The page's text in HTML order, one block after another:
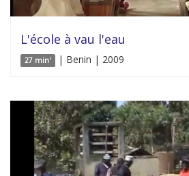
L'école à vau l'eau
27 min' | Benin | 2009